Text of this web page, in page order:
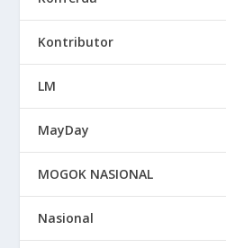
Kontributor
LM
MayDay
MOGOK NASIONAL
Nasional